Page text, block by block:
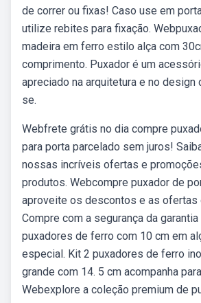
de correr ou fixas! Caso use em
utilize rebites para fixação.
madeira em ferro estilo alça com
comprimento. Puxador é um
apreciado na arquitetura e no
se.
Webfrete grátis no dia compre
para porta parcelado sem juros!
nossas incríveis ofertas e
produtos. Webcompre puxador de
aproveite os descontos e as ofertas
Compre com a segurança da
puxadores de ferro com 10 cm em
especial. Kit 2 puxadores de ferro
grande com 14. 5 cm acompanha
Webexplore a coleção premium de